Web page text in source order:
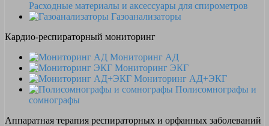
Расходные материалы и аксессуары для спирометров
Газоанализаторы
Кардио-респираторный мониторинг
Мониторинг АД
Мониторинг ЭКГ
Мониторинг АД+ЭКГ
Полисомнографы и
сомнографы
Аппаратная терапия респираторных и орфанных заболеваний